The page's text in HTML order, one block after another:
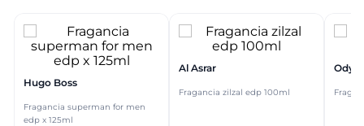
Hugo Boss
Fragancia superman for men
edp x 125ml
Al Asrar
Fragancia zilzal edp 100ml